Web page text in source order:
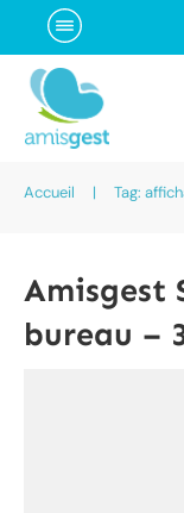
Accueil | Tag:
Amisgest
bureau –